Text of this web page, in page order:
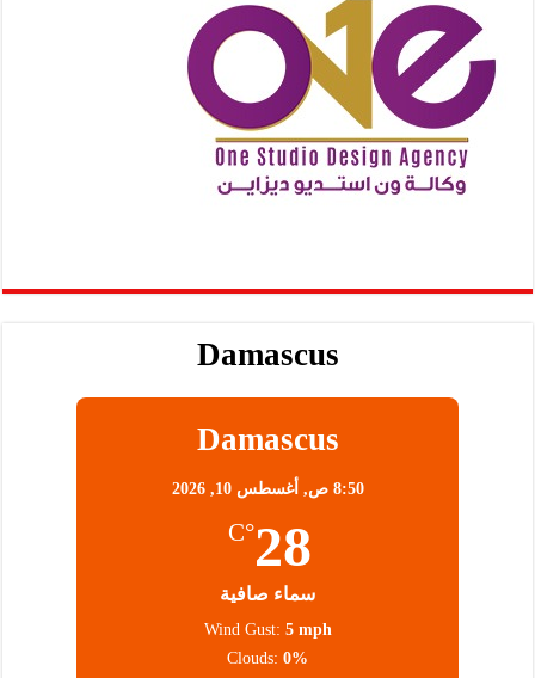
Damascus
Damascus
8:50 ص, أغسطس 10, 2026
28
°C
سماء صافية
Wind Gust: 5 mph
Clouds: 0%